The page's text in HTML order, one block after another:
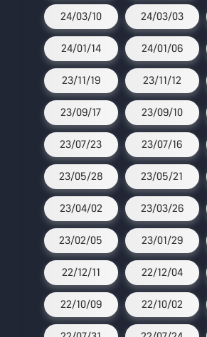
24/03/10 24/03/03
24/01/14 24/01/06
23/11/19 23/11/12
23/09/17 23/09/10
23/07/23 23/07/16
23/05/28 23/05/21
23/04/02 23/03/26
23/02/05 23/01/29
22/12/11 22/12/04
22/10/09 22/10/02